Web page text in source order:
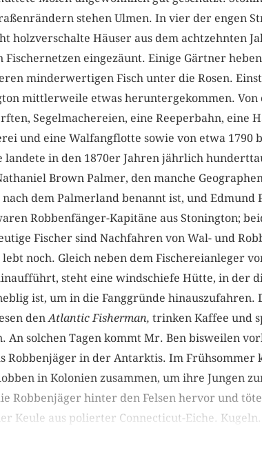
stehen Ulmen. In vier der engen
holzverschalte Häuser aus dem achtzehnten
eingezäunt. Einige Gärtner
minderwertigen Fisch unter die Rosen.
mittlerweile etwas heruntergekommen.
Segelmachereien, eine Reeperbahn, eine
und eine Walfangflotte sowie von etwa 1790
landete in den 1870er Jahren jährlich
Brown Palmer, den manche
dem Palmerland benannt ist, und Edmund
Robbenfänger-Kapitäne aus Stonington;
Fischer sind Nachfahren von Wal- und
noch. Gleich neben dem Fischereianleger
steht eine windschiefe Hütte, in der
ist, um in die Fanggründe hinauszufahren.
denAtlantic Fisherman, trinken Kaffee und
An solchen Tagen kommt Mr. Ben bisweilen
Robbenjäger in der Antarktis. Im Frühsommer
in Kolonien zusammen, um ihre Jungen
Robbenjäger hinter den Felsen hervor und
Keule aus polierter Connecticut-Eiche.